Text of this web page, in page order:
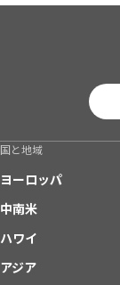
国と地域
ヨーロッパ
中南米
ハワイ
アジア